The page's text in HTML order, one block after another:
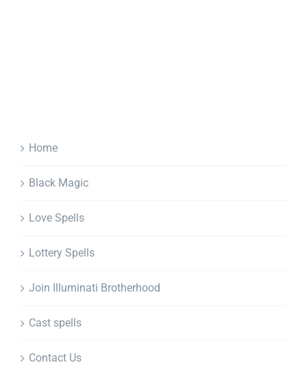
Home
Black Magic
Love Spells
Lottery Spells
Join Illuminati Brotherhood
Cast spells
Contact Us